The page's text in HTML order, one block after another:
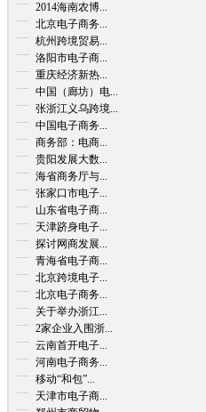
2014海南农博...
北京电子商务...
杭州跨境贸易...
洛阳市电子商...
重庆经济新热...
中国（廊坊）电...
张浙江义乌跨境...
中国电子商务...
商务部：电商...
贵阳发展大数...
海省商务厅与...
张家口市电子...
山东省电子商...
天津跻身电子...
探讨网商发展...
青海省电子商...
北京跨境电子...
北京电子商务...
关于举办浙江...
2家企业入围浙...
云南首开电子...
河南电子商务...
移动“和包”...
天津市电子商...